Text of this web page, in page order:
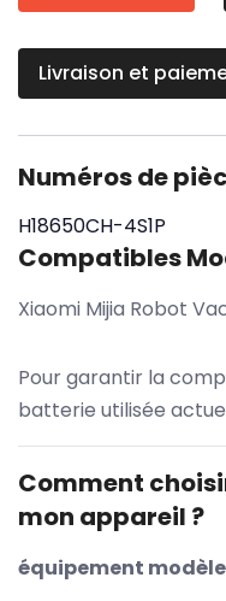
Livraison et
Numéros de
H18650CH-4S1P
Compatibles
Xiaomi Mijia Robot
Pour garantir la
batterie utilisée
Comment
mon appareil ?
équipement modèle